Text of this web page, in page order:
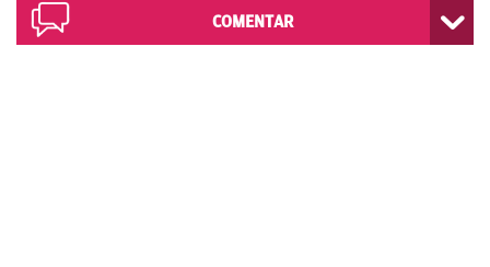
COMENTAR